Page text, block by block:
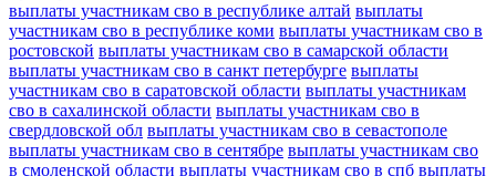
выплаты участникам сво в республике алтай выплаты
участникам сво в республике коми выплаты участникам сво в
ростовской выплаты участникам сво в самарской области
выплаты участникам сво в санкт петербурге выплаты
участникам сво в саратовской области выплаты участникам
сво в сахалинской области выплаты участникам сво в
свердловской обл выплаты участникам сво в севастополе
выплаты участникам сво в сентябре выплаты участникам сво
в смоленской области выплаты участникам сво в спб выплаты